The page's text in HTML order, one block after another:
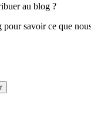
au blog ?
pour savoir ce que